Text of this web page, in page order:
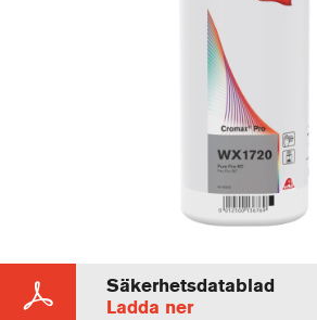
Säkerhetsdatablad
Ladda ner